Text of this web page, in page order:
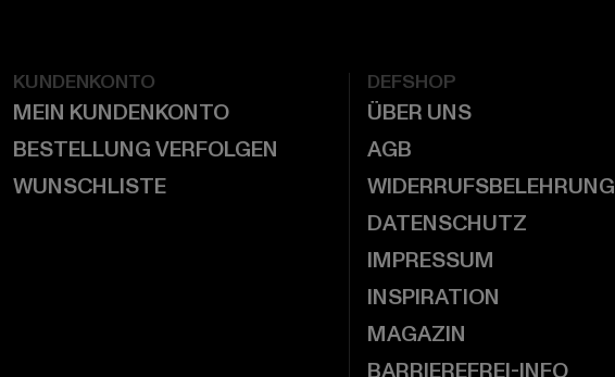
KUNDENKONTO
MEIN KUNDENKONTO
BESTELLUNG VERFOLGEN
WUNSCHLISTE
DEFSHOP
ÜBER UNS
AGB
WIDERRUFSBELEHRUNG
DATENSCHUTZ
IMPRESSUM
INSPIRATION
MAGAZIN